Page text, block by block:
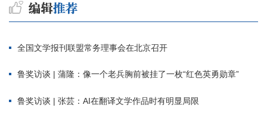
全国文学报刊联盟常务理事会在北京召开
鲁奖访谈 | 蒲隆：像一个老兵胸前被挂了一枚“红色英勇勋章”
鲁奖访谈 | 张芸：AI在翻译文学作品时有明显局限